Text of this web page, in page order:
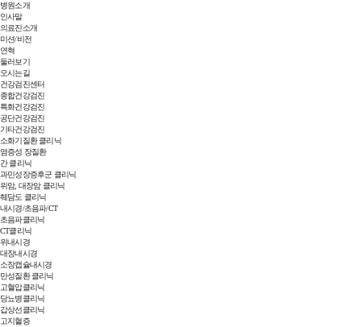
병원소개
인사말
의료진소개
미션/비전
연혁
둘러보기
오시는길
건강검진센터
종합건강검진
특화건강검진
공단건강검진
기타건강검진
소화기질환 클리닉
염증성 장질환
간 클리닉
과민성장증후군 클리닉
위암, 대장암 클리닉
췌담도 클리닉
내시경/초음파/CT
초음파클리닉
CT클리닉
위내시경
대장내시경
소장캡슐내시경
만성질환 클리닉
고혈압클리닉
당뇨병클리닉
갑상선클리닉
고지혈증